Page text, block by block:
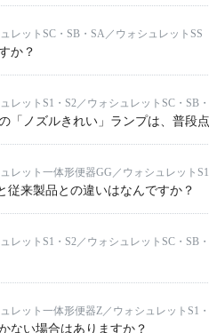
レットSC・SB・SA／ウォシュレットSS
か？
レットS1・S2／ウォシュレットSC・SB
「ノズルきれい」ランプは、普段
レット一体形便器GG／ウォシュレット
従来製品との違いはなんですか？
レットS1・S2／ウォシュレットSC・SB
レット一体形便器Z／ウォシュレットS1
ない場合はありますか？